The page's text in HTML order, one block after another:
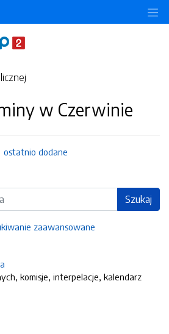
w Czerwinie
ostatnio dodane
Szukaj
zaawansowane
komisje, interpelacje, kalendarz